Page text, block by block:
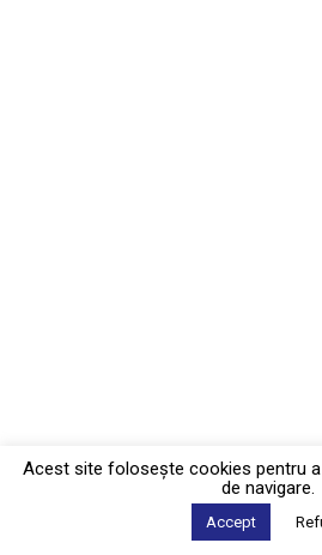
Acest site foloseşte cookies pentru
de navigare.
Accept